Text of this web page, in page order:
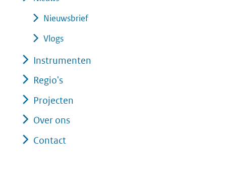
naar
andere
website)
Nieuwsbrief
Vlogs
Instrumenten
Regio's
Projecten
Over ons
Contact